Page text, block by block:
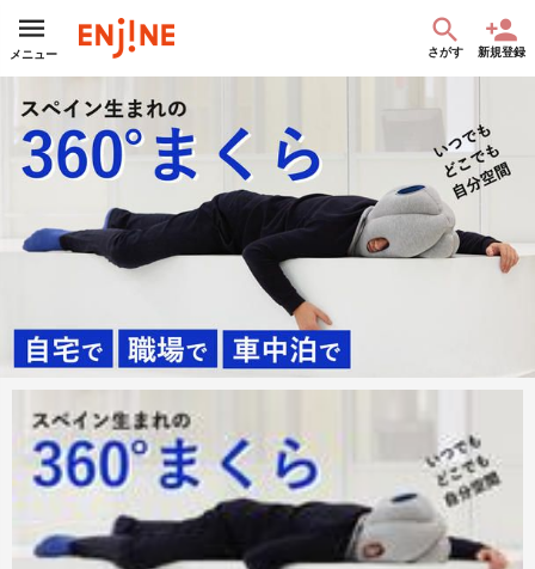
メニュー さがす 新規登録